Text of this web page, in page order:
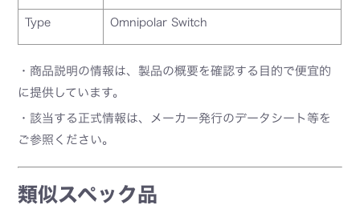
Type Omnipolar Switch
・商品説明の情報は、製品の概要を確認する目的で便宜的
に提供しています。
・該当する正式情報は、メーカー発行のデータシート等を
ご参照ください。
類似スペック品